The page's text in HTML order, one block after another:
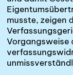
musste, zeigen
Vorgangsweise